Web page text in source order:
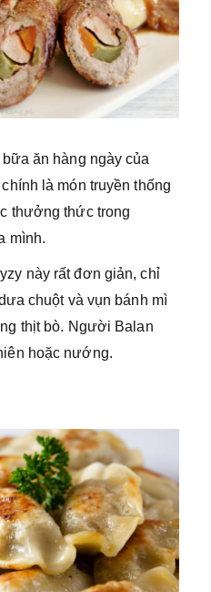
ăn hàng ngày của
là món truyền thống
thưởng thức trong
mình.
này rất đơn giản, chỉ
chuột và vụn bánh mì
thịt bò. Người Balan
hoặc nướng.